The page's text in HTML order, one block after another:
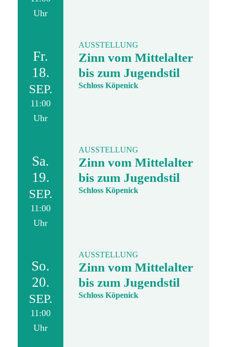
Uhr
Fr.
18.
SEP.
11:00
Uhr
AUSSTELLUNG
Zinn vom Mittelalter
bis zum Jugendstil
Schloss Köpenick
Sa.
19.
SEP.
11:00
Uhr
AUSSTELLUNG
Zinn vom Mittelalter
bis zum Jugendstil
Schloss Köpenick
So.
20.
SEP.
11:00
Uhr
AUSSTELLUNG
Zinn vom Mittelalter
bis zum Jugendstil
Schloss Köpenick